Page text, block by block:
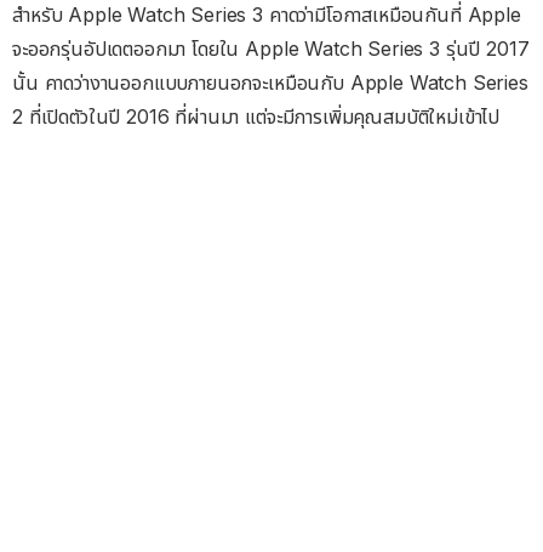
สำหรับ Apple Watch Series 3 คาดว่ามีโอกาสเหมือนกันที่ Apple
จะออกรุ่นอัปเดตออกมา โดยใน Apple Watch Series 3 รุ่นปี 2017
นั้น คาดว่างานออกแบบภายนอกจะเหมือนกับ Apple Watch Series
2 ที่เปิดตัวในปี 2016 ที่ผ่านมา แต่จะมีการเพิ่มคุณสมบัติใหม่เข้าไป